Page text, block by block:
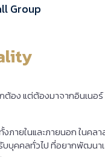
Group
อง แต่ต้องมาจากอินเนอร์
ภายในและภายนอก ในคลา
บบุคคลทั่วไป ที่อยากพัฒนา